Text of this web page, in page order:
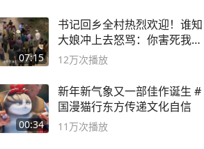
07:15
书记回乡全村热烈欢迎！谁知
大娘冲上去怒骂：你害死我儿
子
12万次播放
00:34
新年新气象又一部佳作诞生 #
国漫猫行东方传递文化自信
11万次播放